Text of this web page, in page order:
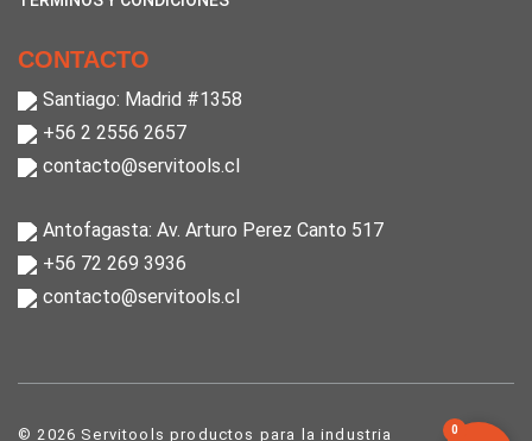
CONTACTO
Santiago: Madrid #1358
+56 2 2556 2657
contacto@servitools.cl
Antofagasta: Av. Arturo Perez Canto 517
+56 72 269 3936
contacto@servitools.cl
© 2026 Servitools productos para la industria 0